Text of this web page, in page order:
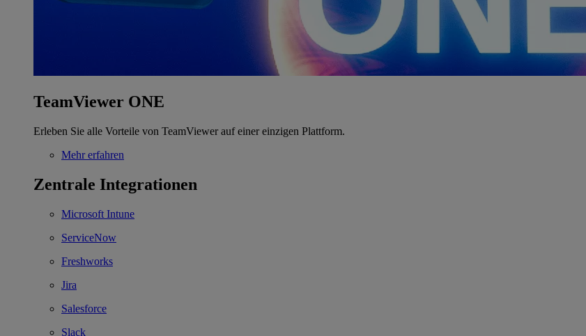
TeamViewer ONE
Erleben Sie alle Vorteile von TeamViewer auf einer einzigen Plattform.
Mehr erfahren
Zentrale Integrationen
Microsoft Intune
ServiceNow
Freshworks
Jira
Salesforce
Slack